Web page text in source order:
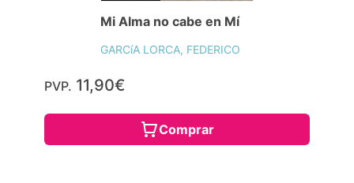
Mi Alma no cabe en Mí
GARCíA LORCA, FEDERICO
PVP. 11,90€
Comprar